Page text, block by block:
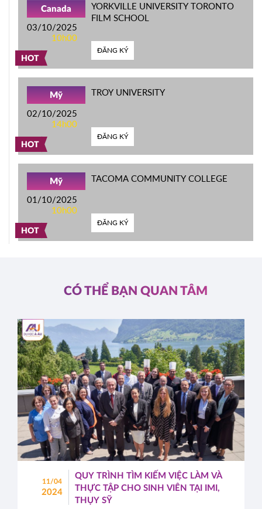
HOT
Canada
03/10/2025
10h00
YORKVILLE UNIVERSITY TORONTO
FILM SCHOOL
ĐĂNG KÝ
HOT
Mỹ
02/10/2025
14h00
TROY UNIVERSITY
ĐĂNG KÝ
HOT
Mỹ
01/10/2025
10h00
TACOMA COMMUNITY COLLEGE
ĐĂNG KÝ
CÓ THỂ BẠN QUAN TÂM
11/04
2024
QUY TRÌNH TÌM KIẾM VIỆC LÀM VÀ
THỰC TẬP CHO SINH VIÊN TẠI IMI,
THỤY SỸ